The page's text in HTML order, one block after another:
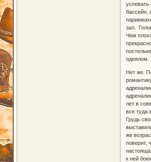
бассейн,
зал.
Чем
Нет же.
лет в
все туда
Грудь
же
поверит,
к ней